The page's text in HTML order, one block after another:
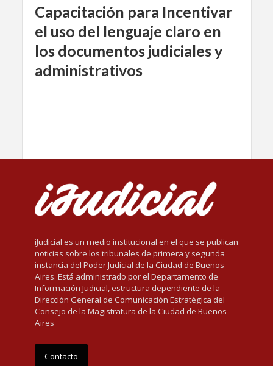
Capacitación para Incentivar
el uso del lenguaje claro en
los documentos judiciales y
administrativos
iJudicial es un medio institucional en el que se publican
noticias sobre los tribunales de primera y segunda
instancia del Poder Judicial de la Ciudad de Buenos
Aires. Está administrado por el Departamento de
Información Judicial, estructura dependiente de la
Dirección General de Comunicación Estratégica del
Consejo de la Magistratura de la Ciudad de Buenos
Aires
Contacto